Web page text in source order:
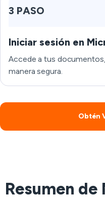
3 PASO
Iniciar sesión en
Accede a tus
manera segura.
Obtén
Resumen